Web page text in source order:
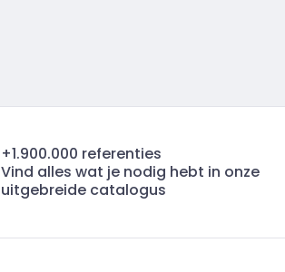
+1.900.000 referenties
Vind alles wat je nodig hebt in onze
uitgebreide catalogus